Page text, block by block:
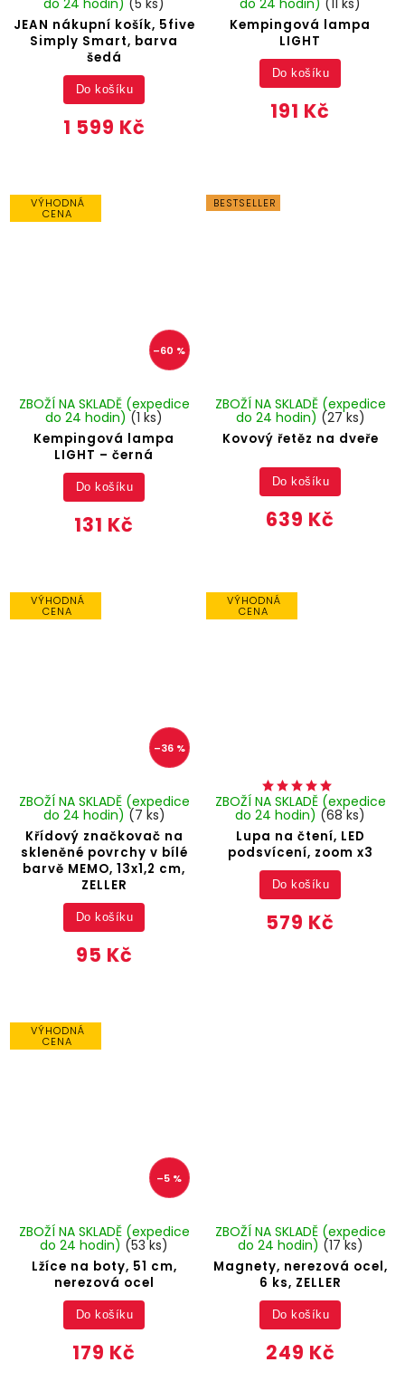
JEAN nákupní košík, 5five
Simply Smart, barva
šedá
do 24 hodin) (5 ks)
1 599 Kč
Do košíku
Kempingová lampa
LIGHT
do 24 hodin) (11 ks)
191 Kč
Do košíku
VÝHODNÁ
CENA
–60 %
Kempingová lampa
LIGHT – černá
ZBOŽÍ NA SKLADĚ (expedice
do 24 hodin) (1 ks)
131 Kč
Do košíku
BESTSELLER
Kovový řetěz na dveře
ZBOŽÍ NA SKLADĚ (expedice
do 24 hodin) (27 ks)
639 Kč
Do košíku
VÝHODNÁ
CENA
–36 %
Křídový značkovač na
skleněné povrchy v bílé
barvě MEMO, 13x1,2 cm,
ZELLER
ZBOŽÍ NA SKLADĚ (expedice
do 24 hodin) (7 ks)
95 Kč
Do košíku
VÝHODNÁ
CENA
Lupa na čtení, LED
podsvícení, zoom x3
ZBOŽÍ NA SKLADĚ (expedice
do 24 hodin) (68 ks)
579 Kč
Do košíku
VÝHODNÁ
CENA
–5 %
Lžíce na boty, 51 cm,
nerezová ocel
ZBOŽÍ NA SKLADĚ (expedice
do 24 hodin) (53 ks)
179 Kč
Do košíku
Magnety, nerezová ocel,
6 ks, ZELLER
ZBOŽÍ NA SKLADĚ (expedice
do 24 hodin) (17 ks)
249 Kč
Do košíku